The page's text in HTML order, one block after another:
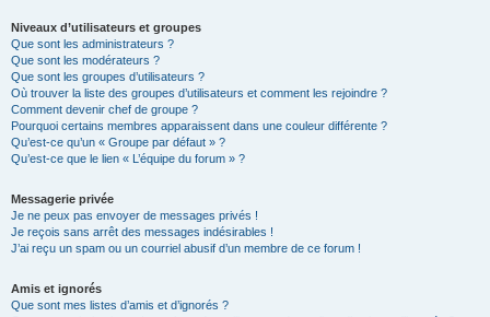
Niveaux d’utilisateurs et groupes
Que sont les administrateurs ?
Que sont les modérateurs ?
Que sont les groupes d’utilisateurs ?
Où trouver la liste des groupes d’utilisateurs et comment les rejoindre ?
Comment devenir chef de groupe ?
Pourquoi certains membres apparaissent dans une couleur différente ?
Qu’est-ce qu’un « Groupe par défaut » ?
Qu’est-ce que le lien « L’équipe du forum » ?
Messagerie privée
Je ne peux pas envoyer de messages privés !
Je reçois sans arrêt des messages indésirables !
J’ai reçu un spam ou un courriel abusif d’un membre de ce forum !
Amis et ignorés
Que sont mes listes d’amis et d’ignorés ?